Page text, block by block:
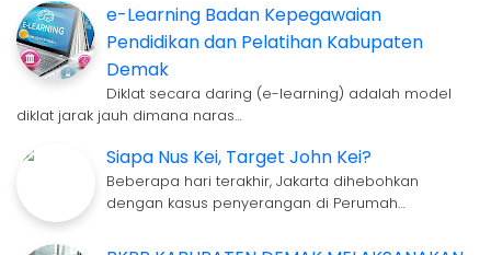
e-Learning Badan Kepegawaian
Pendidikan dan Pelatihan Kabupaten
Demak
Diklat secara daring (e-learning) adalah model
diklat jarak jauh dimana naras…
Siapa Nus Kei, Target John Kei?
Beberapa hari terakhir, Jakarta dihebohkan
dengan kasus penyerangan di Perumah…